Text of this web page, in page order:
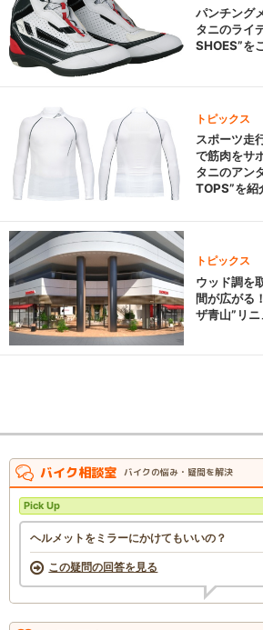
パンチング
タニのライ
SHOES”を
トピックス
スポーツ走
で筋肉をサ
タニのアン
TOPS”を紹
トピックス
ウッド調を
間が広がる
ザ青山”リ
バイク相談室 バイクの悩み・疑問を解決
Pick Up
ヘルメットをミラーにかけてもいいの？
この疑問の回答を見る